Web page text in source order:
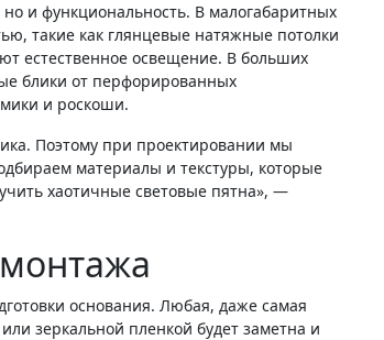
и функциональность. В малогабаритных
такие как глянцевые натяжные потолки
естественное освещение. В больших
блики от перфорированных
и роскоши.
материалы и текстуры, которые
хаотичные световые пятна», —
основания. Любая, даже самая
зеркальной пленкой будет заметна и